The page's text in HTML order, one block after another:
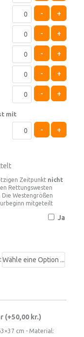
- +
- +
- +
- +
- +
mit
- +
Zeitpunkt nicht
Rettungswesten
Westengrößen
mitgeteilt
Ja
(+50,00 kr.)
cm - Material: